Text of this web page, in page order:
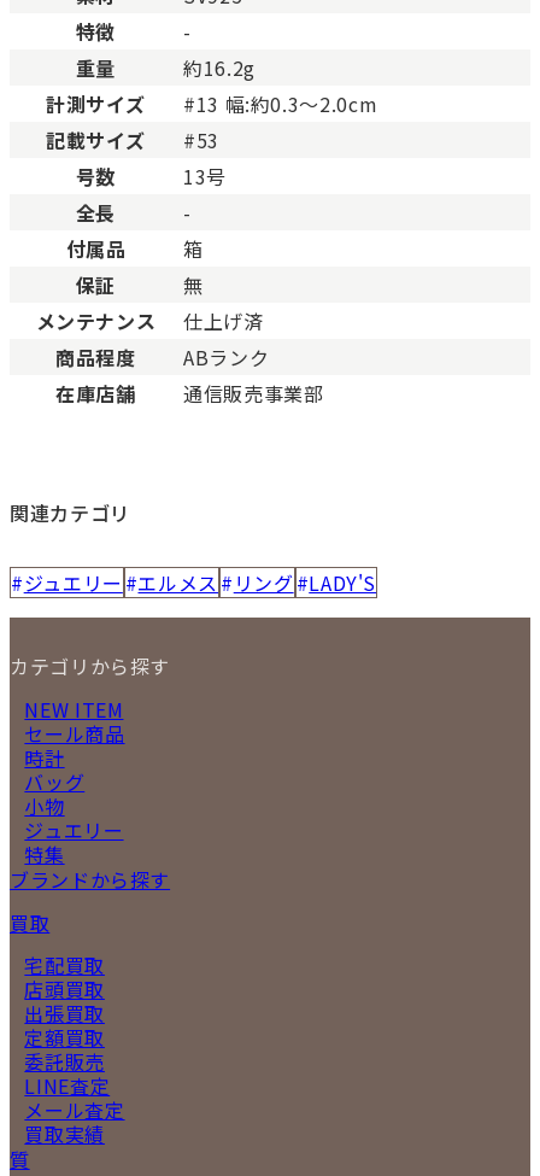
Cランク
特徴
-
重量
約16.2g
計測サイズ
#13 幅:約0.3～2.0cm
記載サイズ
#53
号数
13号
全長
-
付属品
箱
保証
無
メンテナンス
仕上げ済
商品程度
ABランク
在庫店舗
通信販売事業部
関連カテゴリ
ジュエリー エルメス リング LADY'S
カテゴリから探す
NEW ITEM
セール商品
時計
バッグ
小物
ジュエリー
特集
ブランドから探す
買取
宅配買取
店頭買取
出張買取
定額買取
委託販売
LINE査定
メール査定
買取実績
質